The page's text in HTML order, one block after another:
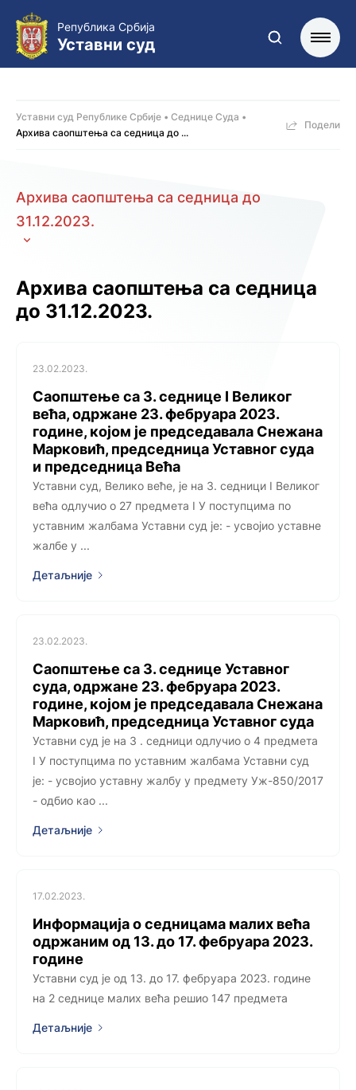
Република Србија
Уставни суд
Архива саопштења са седница
до 31.12.2023.
23.02.2023.
Саопштење са 3. седницe I Великог
већа, одржанe 23. фебруара 2023.
године, којoм је председавала Снежана
Марковић, председница Уставног суда
и председница Већа
Уставни суд, Велико веће, је на 3. седници I Великог
већа одлучио о 27 предмета I У поступцима по
уставним жалбама Уставни суд је: - усвојио уставне
жалбе у ...
Детаљније
23.02.2023.
Саопштење са 3. седнице Уставног
суда, одржане 23. фебруара 2023.
године, којом је председавала Снежана
Марковић, председница Уставног суда
Уставни суд је на 3 . седници одлучио о 4 предмета
I У поступцима по уставним жалбама Уставни суд
је: - усвојио уставну жалбу у предмету Уж-850/2017
- одбио као ...
Детаљније
17.02.2023.
Информација о седницама малих већа
одржаним од 13. до 17. фебруара 2023.
године
Уставни суд је од 13. до 17. фебруара 2023. године
на 2 седницe малих већа решио 147 предметa
Детаљније
Архива саопштења са седница до
31.12.2023.
Уставни суд Републике Србије
Седнице Суда
Архива саопштења са седница до ...
Подели